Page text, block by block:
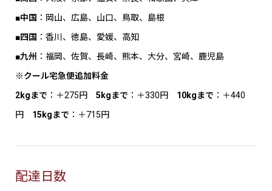
■中国 ：岡山、広島、山口、鳥取、島根
■四国 ：香川、徳島、愛媛、高知
■九州 ：福岡、佐賀、長崎、熊本、大分、宮崎、鹿児島
※クール宅急便追加料金
2kgまで ：＋275円 5kgまで ：＋330円 10kgまで ：＋440
円 15kgまで ：＋715円
配達日数